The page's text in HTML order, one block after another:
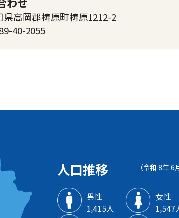
高岡郡梼原町梼原1212-2
40-2055
人口推移 （令和 8年 6
男性
1‚415人
女性
1‚547